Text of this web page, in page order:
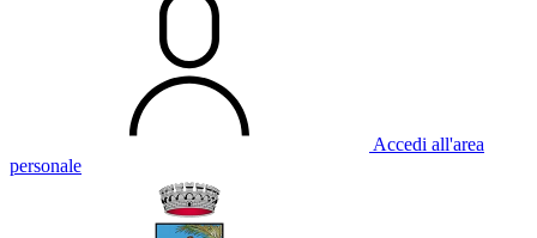
Accedi all'area
personale